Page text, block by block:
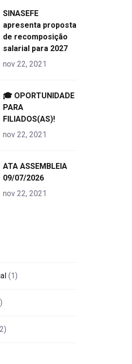
SINASEFE
apresenta proposta
de recomposição
salarial para 2027
nov 22, 2021
🎓 OPORTUNIDADE
PARA
FILIADOS(AS)!
nov 22, 2021
ATA ASSEMBLEIA
09/07/2026
nov 22, 2021
(1)